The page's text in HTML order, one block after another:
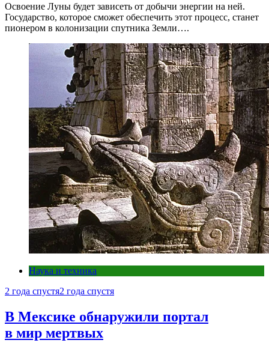
Освоение Луны будет зависеть от добычи энергии на ней.
Государство, которое сможет обеспечить этот процесс, станет
пионером в колонизации спутника Земли….
Наука и техника
2 года спустя2 года спустя
В Мексике обнаружили портал
в мир мертвых